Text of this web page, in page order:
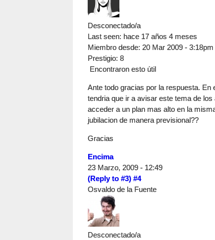
Desconectado/a
Last seen: hace 17 años 4 meses
Miembro desde: 20 Mar 2009 - 3:18pm
Prestigio: 8
Encontraron esto útil
Ante todo gracias por la respuesta.
tendria que ir a avisar este tema de
acceder a un plan mas alto en la
jubilacion de manera previsional??
Gracias
Encima
23 Marzo, 2009 - 12:49
(Reply to #3) #4
Osvaldo de la Fuente
Desconectado/a